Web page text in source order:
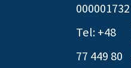
000001732
Tel: +48
77 449 80